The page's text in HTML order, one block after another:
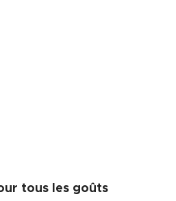
tous les goûts